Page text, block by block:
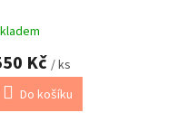
Kč/ ks
Do košíku